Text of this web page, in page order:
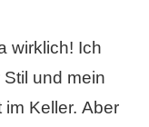
wirklich! Ich
und mein
Keller. Aber